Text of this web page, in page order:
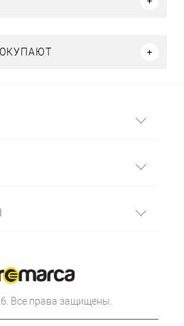
Все права защищены.